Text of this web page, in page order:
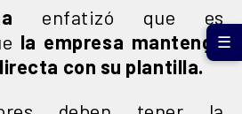
enfatizó que es
la empresa mantenga
con su plantilla.
☰